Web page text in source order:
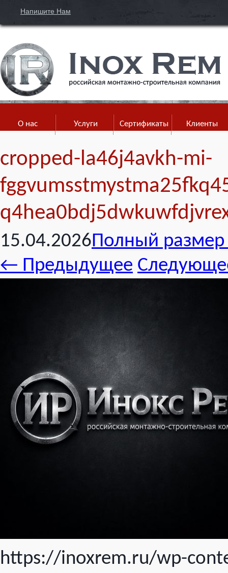
Напишите Нам
О нас Услуги Сертификаты Клиенты
cropped-la46j4avkh-mi-
15.04.2026Полный размер
← Предыдущее
https://inoxrem.ru/wp-